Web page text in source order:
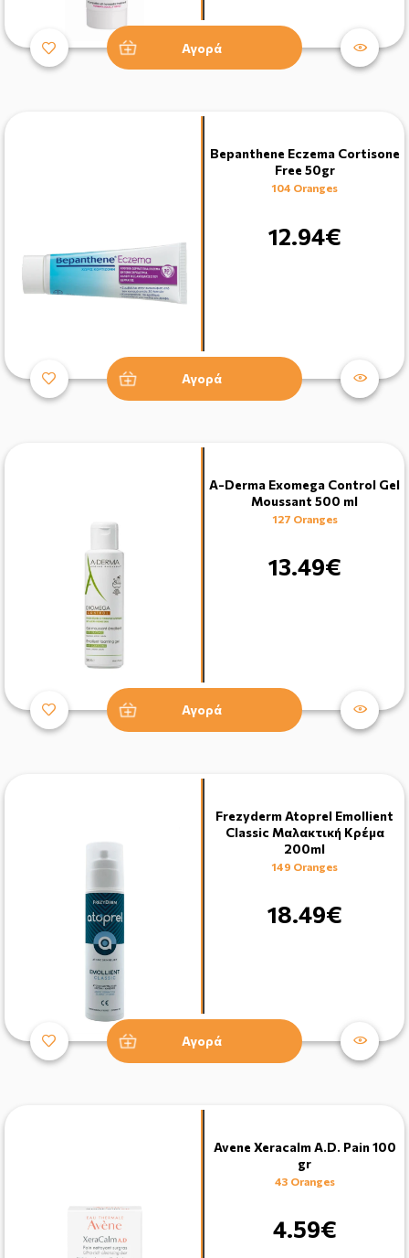
Αγορά
Bepanthene Eczema Cortisone
Free 50gr
104 Oranges
12.94€
Αγορά
A-Derma Exomega Control Gel
Moussant 500 ml
127 Oranges
13.49€
Αγορά
Frezyderm Atoprel Emollient
Classic Μαλακτική Κρέμα
200ml
149 Oranges
18.49€
Αγορά
Avene Xeracalm A.D. Pain 100
gr
43 Oranges
4.59€